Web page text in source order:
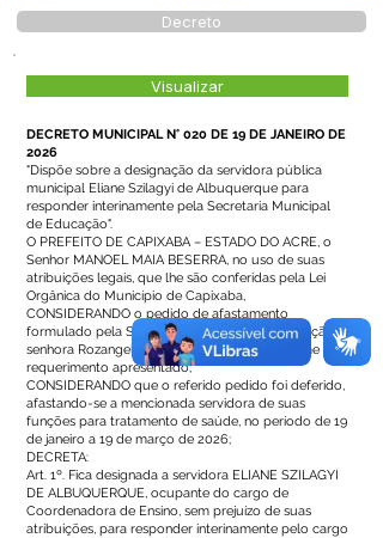
Decreto
Visualizar
DECRETO MUNICIPAL N° 020 DE 19 DE JANEIRO DE
2026
"Dispõe sobre a designação da servidora pública
municipal Eliane Szilagyi de Albuquerque para
responder interinamente pela Secretaria Municipal
de Educação".
O PREFEITO DE CAPIXABA – ESTADO DO ACRE, o
Senhor MANOEL MAIA BESERRA, no uso de suas
atribuições legais, que lhe são conferidas pela Lei
Orgânica do Município de Capixaba,
CONSIDERANDO o pedido de afastamento
formulado pela Secretária Municipal de Educação,
senhora Rozangela Vittorazzi Tessinari, conforme
requerimento apresentado;
CONSIDERANDO que o referido pedido foi deferido,
afastando-se a mencionada servidora de suas
funções para tratamento de saúde, no período de 19
de janeiro a 19 de março de 2026;
DECRETA:
Art. 1º. Fica designada a servidora ELIANE SZILAGYI
DE ALBUQUERQUE, ocupante do cargo de
Coordenadora de Ensino, sem prejuízo de suas
atribuições, para responder interinamente pelo cargo